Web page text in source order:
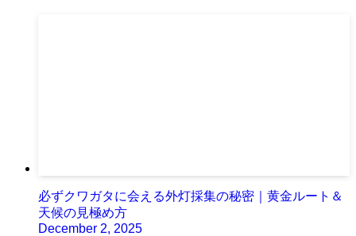
必ずクワガタに会える外灯採集の秘密｜黄金ルート＆
天候の見極め方
December 2, 2025